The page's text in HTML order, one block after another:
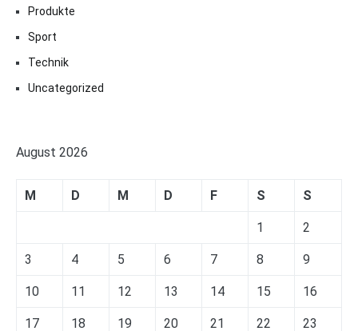
Produkte
Sport
Technik
Uncategorized
August 2026
M D M D F S S
1 2
3 4 5 6 7 8 9
10 11 12 13 14 15 16
17 18 19 20 21 22 23